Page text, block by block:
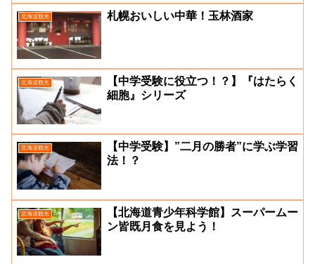
北海道観光 札幌おいしい中華！玉林酒家
北海道観光
【中学受験に役立つ！？】『はたらく
細胞』シリーズ
北海道観光
【中学受験】”二月の勝者”に学ぶ学習
法！？
北海道観光
【北海道青少年科学館】スーパームー
ン皆既月食を見よう！